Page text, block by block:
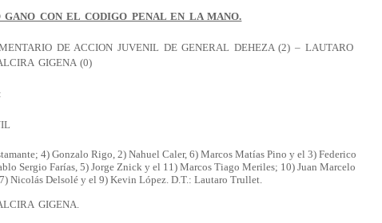
CON EL CODIGO PENAL EN LA MANO.
DE ACCION JUVENIL DE GENERAL DEHEZA (2) – LAUTARO
GIGENA (0)
4) Gonzalo Rigo, 2) Nahuel Caler, 6) Marcos Matías Pino y el 3) Federico
Sergio Farías, 5) Jorge Znick y el 11) Marcos Tiago Meriles; 10) Juan Marcelo
Nicolás Delsolé y el 9) Kevin López. D.T.: Lautaro Trullet.
GIGENA.